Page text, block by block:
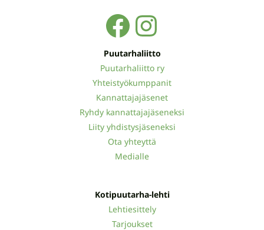
Facebook
Puutarhaliitto
Puutarhaliitto ry
Yhteistyökumppanit
Kannattajajäsenet
Ryhdy kannattajajäseneksi
Liity yhdistysjäseneksi
Ota yhteyttä
Medialle
Kotipuutarha-lehti
Lehtiesittely
Tarjoukset